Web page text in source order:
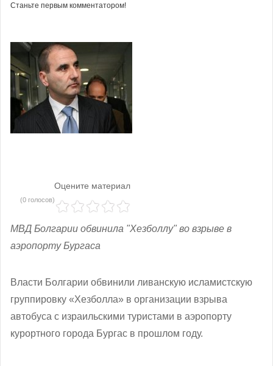
Станьте первым комментатором!
Оцените материал
(0 голосов)
МВД Болгарии обвинила "Хезболлу" во взрыве в
аэропорту Бургаса
Власти Болгарии обвинили ливанскую исламистскую
группировку «Хезболла» в организации взрыва
автобуса с израильскими туристами в аэропорту
курортного города Бургас в прошлом году.